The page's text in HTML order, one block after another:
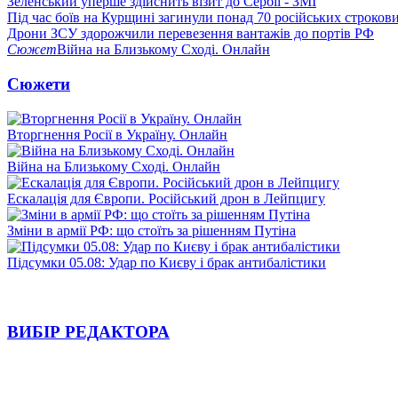
Під час боїв на Курщині загинули понад 70 російських
Дрони ЗСУ здорожчили перевезення вантажів до портів РФ
СюжетВійна на Близькому Сході. Онлайн
Сюжети
Вторгнення Росії в Україну. Онлайн
Війна на Близькому Сході. Онлайн
Ескалація для Європи. Російський дрон в Лейпцигу
Зміни в армії РФ: що стоїть за рішенням Путіна
Підсумки 05.08: Удар по Києву і брак антибалістики
ВИБІР РЕДАКТОРА